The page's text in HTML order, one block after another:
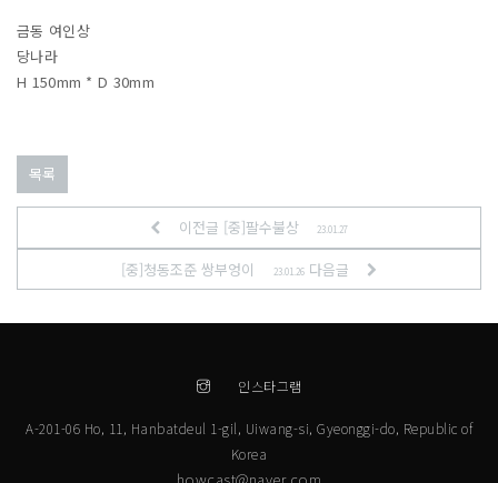
금동 여인상
당나라
H 150mm * D 30mm
목록
이전글 [중]팔수불상 23.01.27
[중]청동조준 쌍부엉이 23.01.26다음글
인스타그램
A-201-06 Ho, 11, Hanbatdeul 1-gil, Uiwang-si, Gyeonggi-do, Republic of
Korea